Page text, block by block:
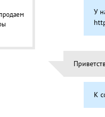
продаем
У
К